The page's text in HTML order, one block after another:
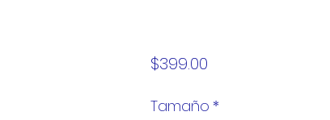
$399.00Precio
Tamaño *